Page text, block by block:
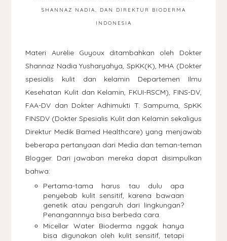
SHANNAZ NADIA, DAN DIREKTUR BIODERMA
INDONESIA
Materi Aurèlie Guyoux ditambahkan oleh Dokter
Shannaz Nadia Yusharyahya, SpKK(K), MHA (Dokter
spesialis kulit dan kelamin Departemen Ilmu
Kesehatan Kulit dan Kelamin, FKUI-RSCM), FINS-DV,
FAA-DV dan Dokter Adhimukti T. Sampurna, SpKK
FINSDV (Dokter Spesialis Kulit dan Kelamin sekaligus
Direktur Medik Bamed Healthcare) yang menjawab
beberapa pertanyaan dari Media dan teman-teman
Blogger. Dari jawaban mereka dapat disimpulkan
bahwa:
Pertama-tama harus tau dulu apa
penyebab kulit sensitif, karena bawaan
genetik atau pengaruh dari lingkungan?
Penangannnya bisa berbeda cara.
Micellar Water Bioderma nggak hanya
bisa digunakan oleh kulit sensitif, tetapi